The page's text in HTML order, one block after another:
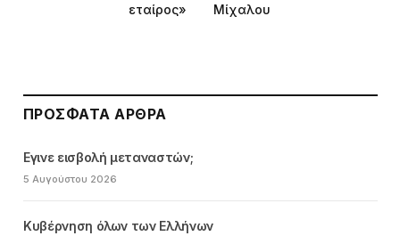
εταίρος»
Μίχαλου
ΠΡΌΣΦΑΤΑ ΆΡΘΡΑ
Εγινε εισβολή μεταναστών;
5 Αυγούστου 2026
Κυβέρνηση όλων των Ελλήνων